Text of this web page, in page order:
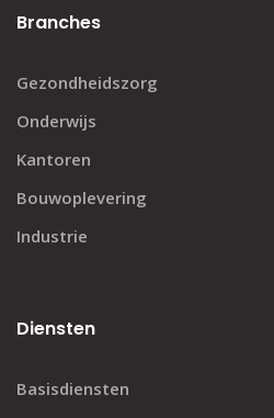
Branches
Gezondheidszorg
Onderwijs
Kantoren
Bouwoplevering
Industrie
Diensten
Basisdiensten